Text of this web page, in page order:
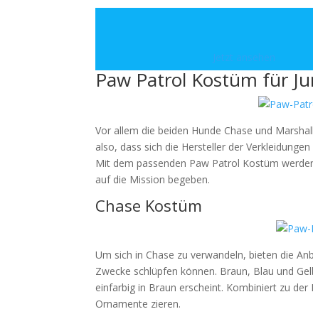
Jetzt ansehen
Paw Patrol Kostüm für
Vor allem die beiden Hunde Chase und
also, dass sich die Hersteller der
Mit dem passenden Paw Patrol Kostüm
auf die Mission begeben.
Chase Kostüm
Um sich in Chase zu verwandeln, bieten die
Zwecke schlüpfen können. Braun, Blau und
einfarbig in Braun erscheint. Kombiniert zu der
Ornamente zieren.